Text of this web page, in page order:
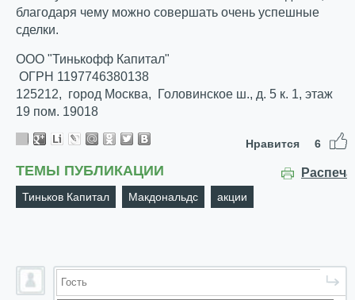
благодаря чему можно совершать очень успешные
сделки.
ООО "Тинькофф Капитал"
ОГРН 1197746380138
125212, город Москва, Головинское ш., д. 5 к. 1, этаж
19 пом. 19018
Нравится 6
ТЕМЫ ПУБЛИКАЦИИ
Тиньков Капитал Макдональдс акции